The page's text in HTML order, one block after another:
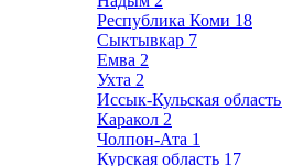
Республика Коми 18
Сыктывкар 7
Емва 2
Ухта 2
Иссык-Кульская область
Каракол 2
Чолпон-Ата 1
Курская область 17